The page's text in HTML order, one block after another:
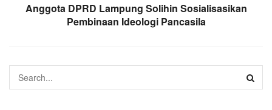
Anggota DPRD Lampung Solihin Sosialisasikan
Pembinaan Ideologi Pancasila